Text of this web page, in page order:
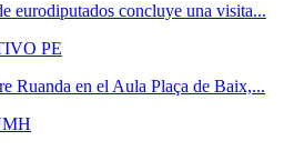
eurodiputados concluye una visita...
PE
Ruanda en el Aula Plaça de Baix,...